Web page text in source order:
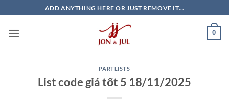
qua
nội
ADD ANYTHING HERE OR JUST REMOVE IT...
0
PARTLISTS
List code giá tốt 5 18/11/2025